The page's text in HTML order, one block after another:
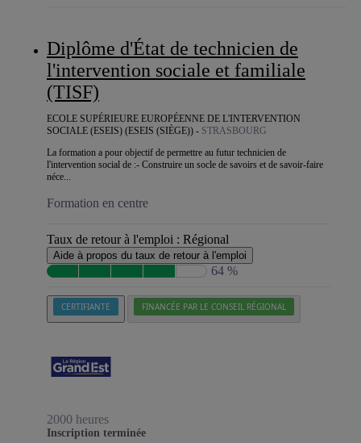
Diplôme d'État de technicien de
l'intervention sociale et familiale
(TISF)
ECOLE SUPÉRIEURE EUROPÉENNE DE L'INTERVENTION
SOCIALE (ESEIS) (ESEIS (SIÈGE)) - STRASBOURG
La formation a pour objectif de permettre au futur technicien de
l'intervention social de :- Construire un socle de savoirs et de savoir-faire
néce...
Formation en centre
Taux de retour à l'emploi : Régional
Aide à propos du taux de retour à l'emploi
64 %
CERTIFIANTE FINANCÉE PAR LE CONSEIL RÉGIONAL
2000 heures
Inscription terminée